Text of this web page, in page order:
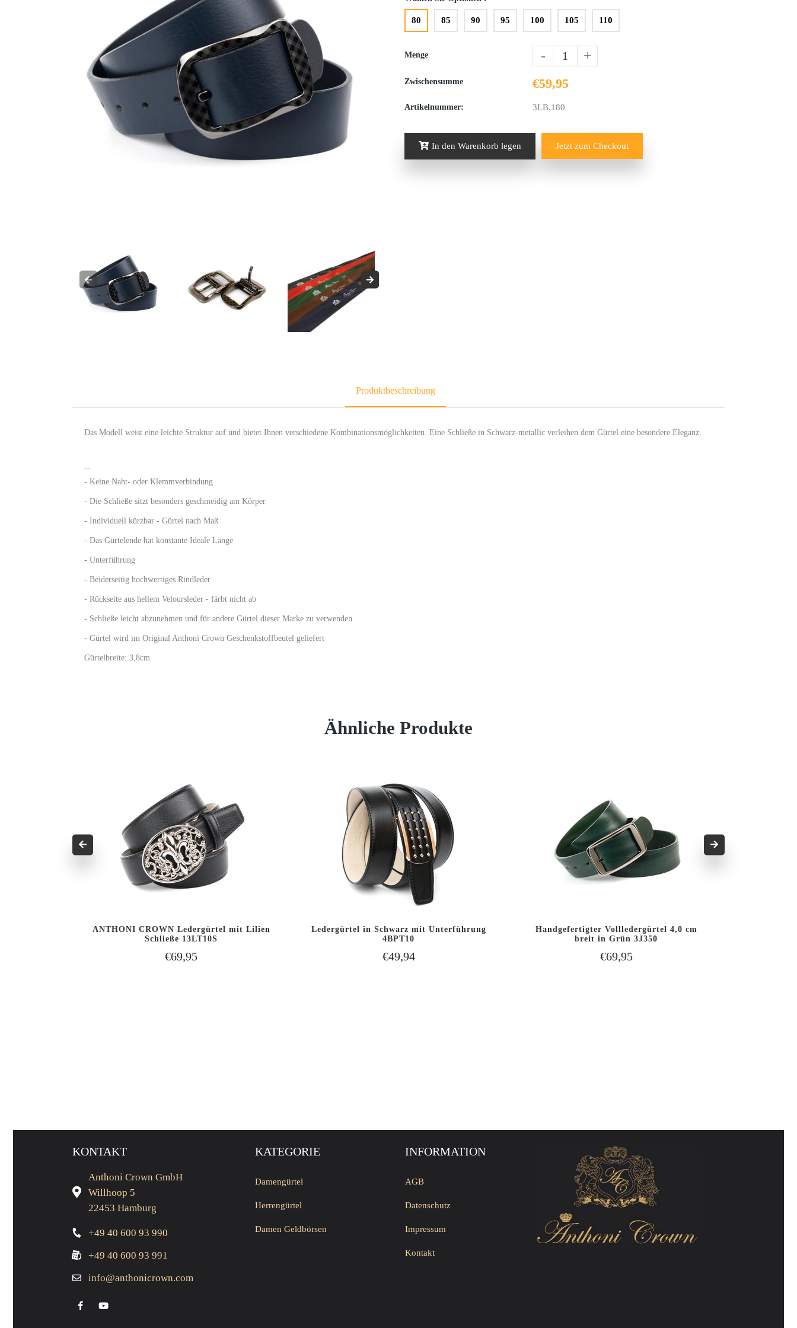
80 85 90 95 100 105 110
Menge - +
Zwischensumme €59,95
Artikelnummer: 3LB.180
In den Warenkorb legen Jetzt zum Checkout
Produktbeschreibung
Das Modell weist eine leichte Struktur auf und bietet Ihnen verschiedene Kombinationsmöglichkeiten. Eine Schließe in Schwarz-metallic verleihen dem Gürtel eine besondere Eleganz.
--
- Keine Naht- oder Klemmverbindung
- Die Schließe sitzt besonders geschmeidig am Körper
- Individuell kürzbar - Gürtel nach Maß
- Das Gürtelende hat konstante Ideale Länge
- Unterführung
- Beiderseitig hochwertiges Rindleder
- Rückseite aus hellem Veloursleder - färbt nicht ab
- Schließe leicht abzunehmen und für andere Gürtel dieser Marke zu verwenden
- Gürtel wird im Original Anthoni Crown Geschenkstoffbeutel geliefert
Gürtelbreite: 3,8cm
Ähnliche Produkte
SCHNELLANSICHT
IN DEN WARENKORB
ANTHONI CROWN Ledergürtel mit Lilien
Schließe 13LT10S
€69,95
IN DEN WARENKORB
Ledergürtel in Schwarz mit Unterführung
4BPT10
€49,94
SCHNELLANSICHT
IN DEN WARENKORB
LEGEN
Handgefertigter Vollledergürtel 4,0 cm
breit in Grün 3J350
€69,95
KONTAKT
Anthoni Crown GmbH
Willhoop 5
22453 Hamburg
+49 40 600 93 990
+49 40 600 93 991
info@anthonicrown.com
KATEGORIE
Damengürtel
Herrengürtel
Damen Geldbörsen
INFORMATION
AGB
Datenschutz
Impressum
Kontakt